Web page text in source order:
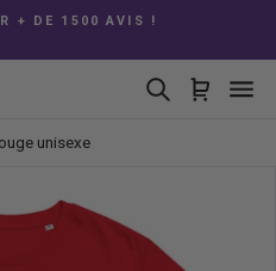
+ DE 1500 AVIS !
Rechercher
Panier
unisexe